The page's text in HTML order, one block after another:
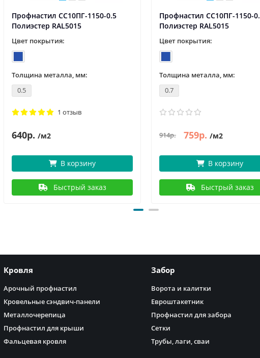
Профнастил СС10ПГ-1150-0.5
Полиэстер RAL5015
Цвет покрытия:
Толщина металла, мм:
0.5
1 отзыв
640р. /м2
В корзину
Быстрый заказ
Профнастил СС10ПГ-1150-
Полиэстер RAL5015
Цвет покрытия:
Толщина металла, мм:
0.7
914р. 759р. /м2
В корзину
Быстрый заказ
Кровля
Арочный профнастил
Кровельные сэндвич-панели
Металлочерепица
Профнастил для крыши
Фальцевая кровля
Забор
Ворота и калитки
Евроштакетник
Профнастил для забора
Сетки
Трубы, лаги, сваи